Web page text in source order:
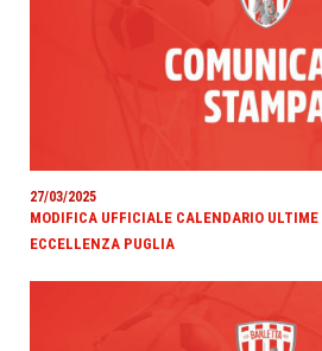
27/03/2025
MODIFICA UFFICIALE CALENDARIO ULTIME
ECCELLENZA PUGLIA